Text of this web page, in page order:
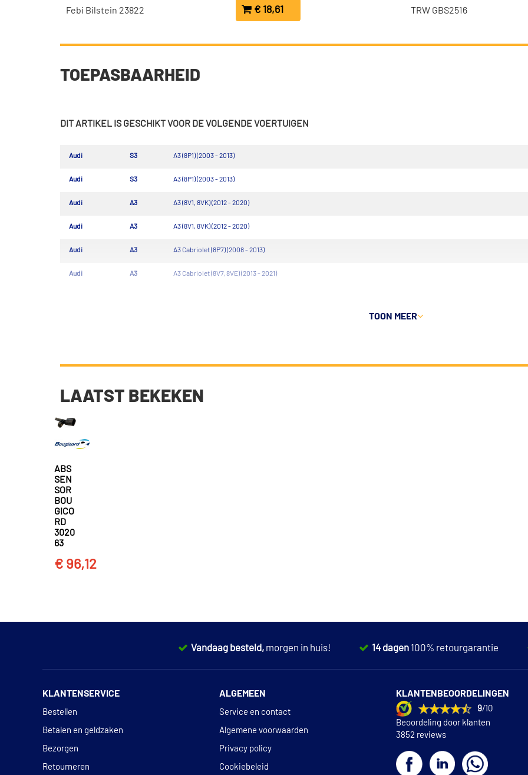
Febi Bilstein 23822 € 18,61 TRW GBS2516
TOEPASBAARHEID
DIT ARTIKEL IS GESCHIKT VOOR DE VOLGENDE VOERTUIGEN
Audi S3 A3 (8P1) (2003 - 2013)
Audi S3 A3 (8P1) (2003 - 2013)
Audi A3 A3 (8V1, 8VK) (2012 - 2020)
Audi A3 A3 (8V1, 8VK) (2012 - 2020)
Audi A3 A3 Cabriolet (8P7) (2008 - 2013)
Audi A3 A3 Cabriolet (8V7, 8VE) (2013 - 2021)
TOON MEER
LAATST BEKEKEN
ABS
SEN
SOR
BOU
GICO
RD
3020
63
€ 96,12
Vandaag besteld, morgen in huis! 14 dagen 100% retourgarantie
KLANTENSERVICE
Bestellen
Betalen en geldzaken
Bezorgen
Retourneren
ALGEMEEN
Service en contact
Algemene voorwaarden
Privacy policy
Cookiebeleid
KLANTENBEOORDELINGEN
9/10
Beoordeling door klanten
3852 reviews